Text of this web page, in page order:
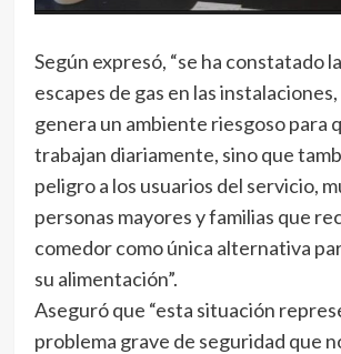
Según expresó, “se ha constatado
escapes de gas en las
genera un ambiente riesgoso para
trabajan diariamente, sino que
peligro a los usuarios del servicio,
personas mayores y familias que
comedor como única alternativa
su alimentación”.
Aseguró que “esta situación
problema grave de seguridad que